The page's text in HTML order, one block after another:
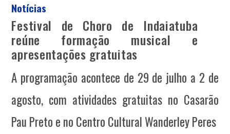
Notícias
Festival de Choro de Indaiatuba
reúne formação musical e
apresentações gratuitas
A programação acontece de 29 de julho a 2 de
agosto, com atividades gratuitas no Casarão
Pau Preto e no Centro Cultural Wanderley Peres